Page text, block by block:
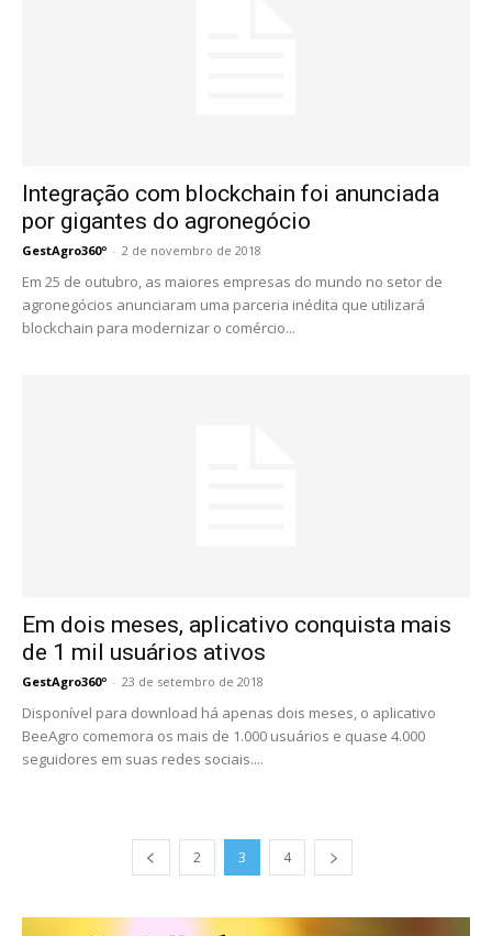
Integração com blockchain foi anunciada
por gigantes do agronegócio
GestAgro360º - 2 de novembro de 2018
Em 25 de outubro, as maiores empresas do mundo no setor de
agronegócios anunciaram uma parceria inédita que utilizará
blockchain para modernizar o comércio...
Em dois meses, aplicativo conquista mais
de 1 mil usuários ativos
GestAgro360º - 23 de setembro de 2018
Disponível para download há apenas dois meses, o aplicativo
BeeAgro comemora os mais de 1.000 usuários e quase 4.000
seguidores em suas redes sociais....
2 3 4